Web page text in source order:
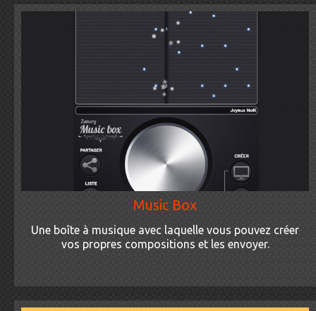
Music Box
Une boîte à musique avec laquelle vous pouvez créer
vos propres compositions et les envoyer.